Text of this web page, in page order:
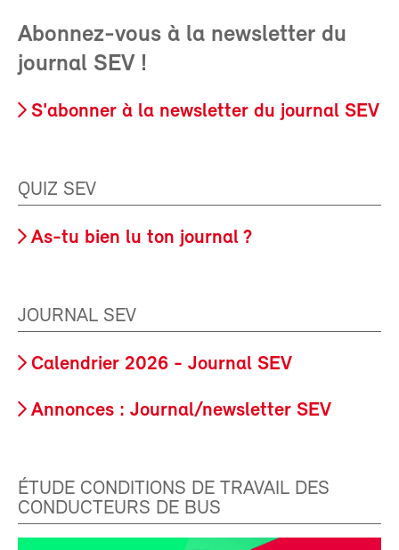
Abonnez-vous à la newsletter du
journal SEV !
S'abonner à la newsletter du journal SEV
QUIZ SEV
As-tu bien lu ton journal ?
JOURNAL SEV
Calendrier 2026 - Journal SEV
Annonces : Journal/newsletter SEV
ÉTUDE CONDITIONS DE TRAVAIL DES
CONDUCTEURS DE BUS